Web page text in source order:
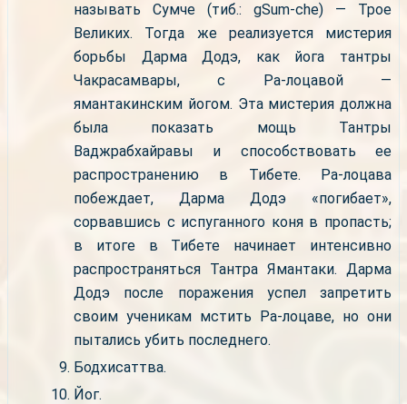
называть Сумче (тиб.: gSum-che) — Трое
Великих. Тогда же реализуется мистерия
борьбы Дарма Додэ, как йога тантры
Чакрасамвары, с Ра-лоцавой —
ямантакинским йогом. Эта мистерия должна
была показать мощь Тантры
Ваджрабхайравы и способствовать ее
распространению в Тибете. Ра-лоцава
побеждает, Дарма Додэ «погибает»,
сорвавшись с испуганного коня в пропасть;
в итоге в Тибете начинает интенсивно
распространяться Тантра Ямантаки. Дарма
Додэ после поражения успел запретить
своим ученикам мстить Ра-лоцаве, но они
пытались убить последнего.
Бодхисаттва.
Йог.